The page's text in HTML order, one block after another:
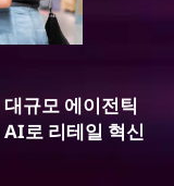
대규모 에이전틱
AI로 리테일 혁신